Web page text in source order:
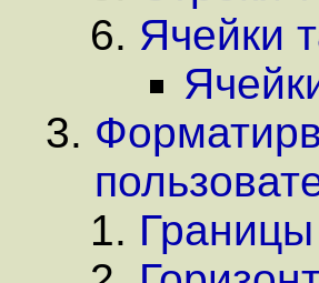
Ячейки